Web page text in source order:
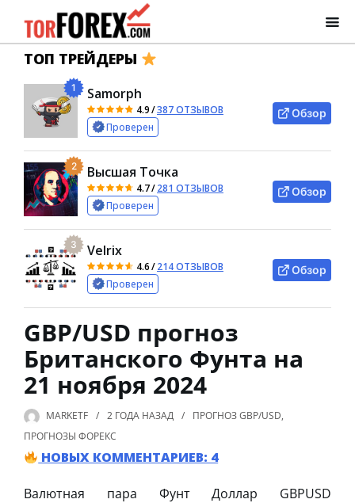
ТОП ТРЕЙДЕРЫ
1 Samorph
4.9/387 ОТЗЫВОВ
Проверен
Обзор
2 Высшая Точка
4.7/281 ОТЗЫВОВ
Проверен
Обзор
3 Velrix
4.6/214 ОТЗЫВОВ
Проверен
Обзор
GBP/USD прогноз
Британского Фунта на
21 ноября 2024
MARKETF 2 ГОДА НАЗАД ПРОГНОЗ GBP/USD,
ПРОГНОЗЫ ФОРЕКС
НОВЫХ КОММЕНТАРИЕВ: 4
Валютная пара Фунт Доллар GBPUSD